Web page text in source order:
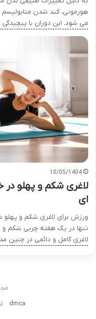
هورمونی، کند شدن
می شود. این دوران با
10/05/1404
ای
ورزش برای لاغری شکم و پهلو
تنها در یک هفته چربی شکم و
لاغری کامل و دائمی در چنین
dmca